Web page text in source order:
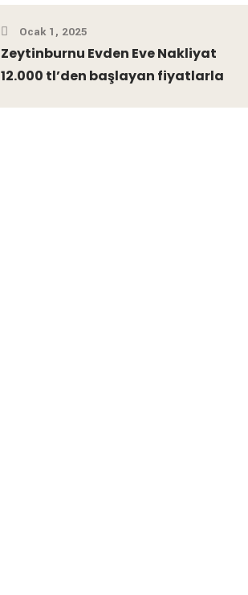
Ocak 1, 2025
Zeytinburnu Evden Eve Nakliyat
12.000 tl’den başlayan fiyatlarla